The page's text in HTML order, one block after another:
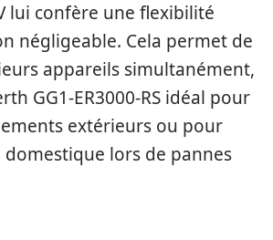
lui confère une flexibilité
négligeable. Cela permet de
appareils simultanément,
GG1-ER3000-RS idéal pour
extérieurs ou pour
lors de pannes